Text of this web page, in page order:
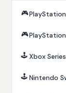
🎮
🎮
🕹️ Xbox Series
🕹️ Nintendo